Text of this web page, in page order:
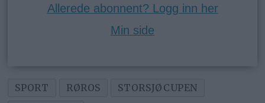
Allerede abonnent? Logg inn her
Min side
SPORT RØROS
STORSJØCUPEN